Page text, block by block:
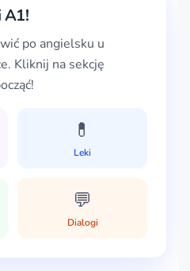
A1!
po angielsku u
Kliknij na sekcję
💊
Leki
💬
Dialogi